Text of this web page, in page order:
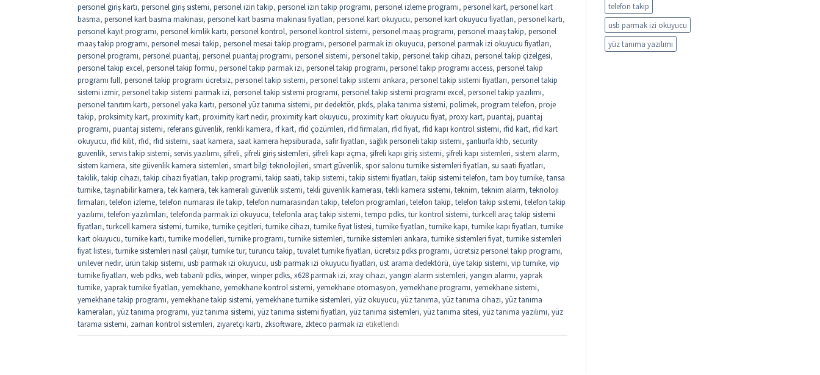
personel giriş kartı, personel giriş sistemi, personel izin takip, personel izin takip programı, personel izleme programı, personel kart, personel kart
basma, personel kart basma makinası, personel kart basma makinası fiyatları, personel kart okuyucu, personel kart okuyucu fiyatları, personel kartı,
personel kayıt programı, personel kimlik kartı, personel kontrol, personel kontrol sistemi, personel maaş programı, personel maaş takip, personel
maaş takip programı, personel mesai takip, personel mesai takip programı, personel parmak izi okuyucu, personel parmak izi okuyucu fiyatları,
personel programı, personel puantaj, personel puantaj programı, personel sistemi, personel takip, personel takip cihazı, personel takip çizelgesi,
personel takip excel, personel takip formu, personel takip parmak izi, personel takip programı, personel takip programı access, personel takip
programı full, personel takip programı ücretsiz, personel takip sistemi, personel takip sistemi ankara, personel takip sistemi fiyatları, personel takip
sistemi izmir, personel takip sistemi parmak izi, personel takip sistemi programı, personel takip sistemi programı excel, personel takip yazılımı,
personel tanıtım kartı, personel yaka kartı, personel yüz tanıma sistemi, pır dedektör, pkds, plaka tanıma sistemi, polimek, program telefon, proje
takip, proksimity kart, proximity kart, proximity kart nedir, proximity kart okuyucu, proximity kart okuyucu fiyat, proxy kart, puantaj, puantaj
programı, puantaj sistemi, referans güvenlik, renkli kamera, rf kart, rfid çözümleri, rfid firmaları, rfid fiyat, rfid kapı kontrol sistemi, rfid kart, rfid kart
okuyucu, rfid kilit, rfıd, rfıd sistemi, saat kamera, saat kamera hepsiburada, safir fiyatları, sağlık personeli takip sistemi, şanlıurfa khb, security
guvenlik, servis takip sistemi, servis yazılımı, şifreli, şifreli giriş sistemleri, şifreli kapı açma, şifreli kapı giriş sistemi, şifreli kapı sistemleri, sistem alarm,
sistem kamera, site güvenlik kamera sistemleri, smart bilgi teknolojileri, smart güvenlik, spor salonu turnike sistemleri fiyatları, su saati fiyatları,
takilik, takip cihazı, takip cihazı fiyatları, takip programi, takip saati, takip sistemi, takip sistemi fiyatları, takip sistemi telefon, tam boy turnike, tansa
turnike, taşınabilir kamera, tek kamera, tek kameralı güvenlik sistemi, tekli güvenlik kamerası, tekli kamera sistemi, teknim, teknim alarm, teknoloji
firmaları, telefon izleme, telefon numarası ile takip, telefon numarasından takip, telefon programlari, telefon takip, telefon takip sistemi, telefon takip
yazılımı, telefon yazılımları, telefonda parmak izi okuyucu, telefonla araç takip sistemi, tempo pdks, tur kontrol sistemi, turkcell araç takip sistemi
fiyatları, turkcell kamera sistemi, turnike, turnike çeşitleri, turnike cihazı, turnike fiyat listesi, turnike fiyatları, turnike kapı, turnike kapı fiyatları, turnike
kart okuyucu, turnike kartı, turnike modelleri, turnike programı, turnike sistemleri, turnike sistemleri ankara, turnike sistemleri fiyat, turnike sistemleri
fiyat listesi, turnike sistemleri nasıl çalışır, turnike tur, turuncu takip, tuvalet turnike fiyatları, ücretsiz pdks programı, ücretsiz personel takip programı,
unilever nedir, ürün takip sistemi, usb parmak izi okuyucu, usb parmak izi okuyucu fiyatları, üst arama dedektörü, üye takip sistemi, vip turnike, vip
turnike fiyatları, web pdks, web tabanlı pdks, winper, winper pdks, x628 parmak izi, xray cihazı, yangın alarm sistemleri, yangın alarmı, yaprak
turnike, yaprak turnike fiyatları, yemekhane, yemekhane kontrol sistemi, yemekhane otomasyon, yemekhane programı, yemekhane sistemi,
yemekhane takip programı, yemekhane takip sistemi, yemekhane turnike sistemleri, yüz okuyucu, yüz tanıma, yüz tanıma cihazı, yüz tanıma
kameraları, yüz tanıma programı, yüz tanıma sistemi, yüz tanıma sistemi fiyatları, yüz tanıma sistemleri, yüz tanıma sitesi, yüz tanıma yazılımı, yüz
tarama sistemi, zaman kontrol sistemleri, ziyaretçi kartı, zksoftware, zkteco parmak izi etiketlendi
telefon takip
usb parmak izi okuyucu
yüz tanıma yazılımı